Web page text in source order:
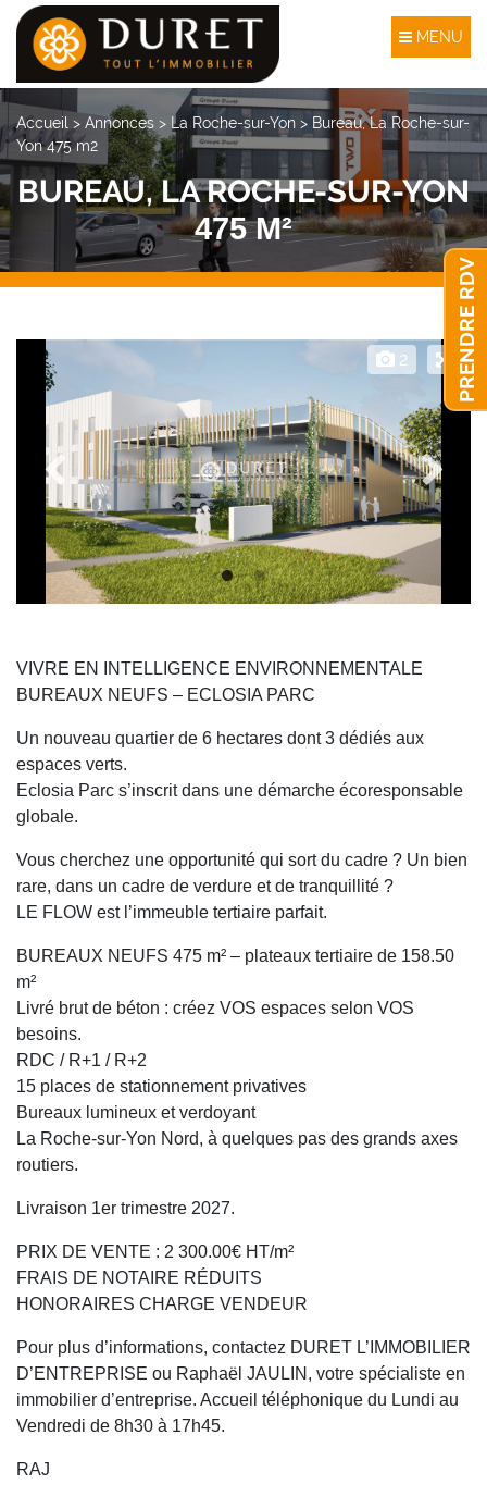
MENU
Accueil > Annonces > La Roche-sur-Yon > Bureau, La Roche-sur-
Yon 475 m2
BUREAU, LA ROCHE-SUR-YON
475 M²
2
VIVRE EN INTELLIGENCE ENVIRONNEMENTALE
BUREAUX NEUFS – ECLOSIA PARC
Un nouveau quartier de 6 hectares dont 3 dédiés aux
espaces verts.
Eclosia Parc s’inscrit dans une démarche écoresponsable
globale.
Vous cherchez une opportunité qui sort du cadre ? Un bien
rare, dans un cadre de verdure et de tranquillité ?
LE FLOW est l’immeuble tertiaire parfait.
BUREAUX NEUFS 475 m² – plateaux tertiaire de 158.50
m²
Livré brut de béton : créez VOS espaces selon VOS
besoins.
RDC / R+1 / R+2
15 places de stationnement privatives
Bureaux lumineux et verdoyant
La Roche-sur-Yon Nord, à quelques pas des grands axes
routiers.
Livraison 1er trimestre 2027.
PRIX DE VENTE : 2 300.00€ HT/m²
FRAIS DE NOTAIRE RÉDUITS
HONORAIRES CHARGE VENDEUR
Pour plus d’informations, contactez DURET L’IMMOBILIER
D’ENTREPRISE ou Raphaël JAULIN, votre spécialiste en
immobilier d’entreprise. Accueil téléphonique du Lundi au
Vendredi de 8h30 à 17h45.
RAJ
PRENDRE RDV